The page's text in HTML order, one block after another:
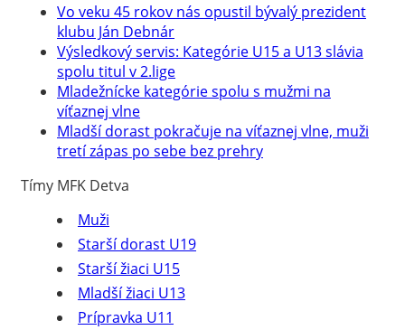
Vo veku 45 rokov nás opustil bývalý prezident
klubu Ján Debnár
Výsledkový servis: Kategórie U15 a U13 slávia
spolu titul v 2.lige
Mladežnícke kategórie spolu s mužmi na
víťaznej vlne
Mladší dorast pokračuje na víťaznej vlne, muži
tretí zápas po sebe bez prehry
Tímy MFK Detva
Muži
Starší dorast U19
Starší žiaci U15
Mladší žiaci U13
Prípravka U11